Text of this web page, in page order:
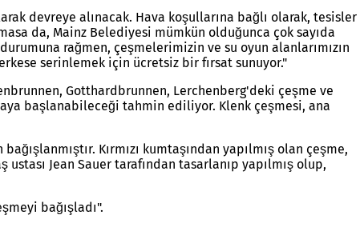
devreye alınacak. Hava koşullarına bağlı olarak, tesisler
da, Mainz Belediyesi mümkün olduğunca çok sayıda
rağmen, çeşmelerimizin ve su oyun alanlarımızın
serinlemek için ücretsiz bir fırsat sunuyor."
Gotthardbrunnen, Lerchenberg'deki çeşme ve
başlanabileceği tahmin ediliyor. Klenk çeşmesi, ana
Kırmızı kumtaşından yapılmış olan çeşme,
Jean Sauer tarafından tasarlanıp yapılmış olup,
bağışladı".